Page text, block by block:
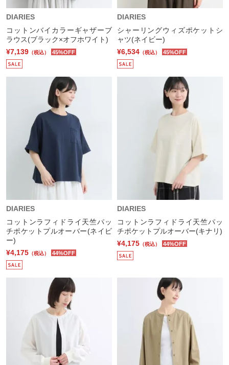
DIARIES
コットンバイカラーギャザーブ
ラウス(ブラック×オフホワイト)
¥7,139 （税込） 45%OFF
DIARIES
シャーリングウィズポケットシ
ャツ(ネイビー)
¥6,534 （税込） 45%OFF
DIARIES
コットンラフィドライ天竺パッ
チポケットプルオーバー(ネイビ
ー)
¥4,175 （税込） 44%OFF
DIARIES
コットンラフィドライ天竺パッ
チポケットプルオーバー(キナリ)
¥4,175 （税込） 44%OFF